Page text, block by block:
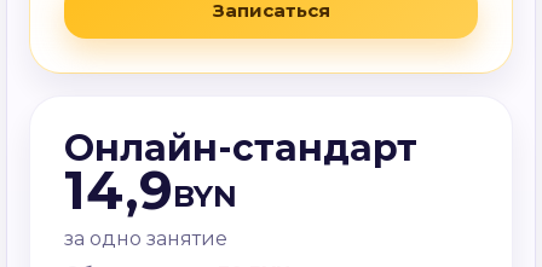
Записаться
Онлайн-стандарт
14,9BYN
за одно занятие